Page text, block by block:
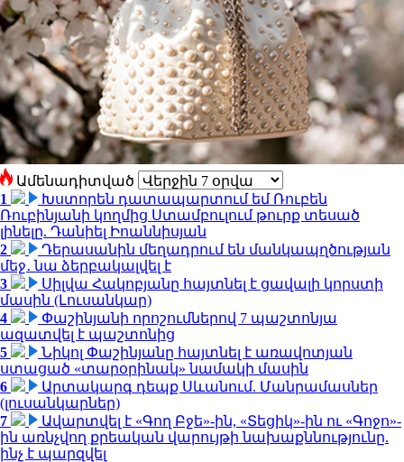
Ամենադիտված
1
Խստորեն դատապարտում եմ Ռուբեն
Ռուբինյանի կողմից Ստամբուլում թուրք տեսած
լինելը. Դանիել Իոաննիսյան
2
Դերասանին մեղադրում են մանկապղծության
մեջ․ նա ձերբակալվել է
3
Սիլվա Հակոբյանը հայտնել է ցավալի կորստի
մասին (Լուսանկար)
4
Փաշինյանի որոշումներով 7 պաշտոնյա
ազատվել է պաշտոնից
5
Նիկոլ Փաշինյանը հայտնել է առավոտյան
ստացած «տարօրինակ» նամակի մասին
6
Արտակարգ դեպք Սևանում. Մանրամասներ
(լուսանկարներ)
7
Ավարտվել է «Գող Բջե»-ին, «Տեցիկ»-ին ու «Գոջո»-
ին առնչվող քրեական վարույթի նախաքննությունը.
ինչ է պարզվել